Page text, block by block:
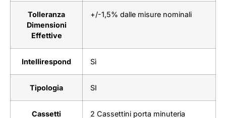
Tolleranza
Dimensioni
Effettive
+/-1,5% dalle misure nominali
Intellirespond Sì
Tipologia SI
Cassetti 2 Cassettini porta minuteria